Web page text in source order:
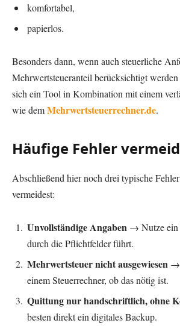
komfortabel,
papierlos.
Besonders dann, wenn auch steuerliche
Mehrwertsteueranteil berücksichtigt
sich ein Tool in Kombination mit einem
wie demMehrwertsteuerrechner.de.
Häufige Fehler
Abschließend hier noch drei typische
vermeidest:
Unvollständige Angaben → Nutze ein
durch die Pflichtfelder führt.
Mehrwertsteuer nicht ausgewiesen →
einem Steuerrechner, ob das nötig ist.
Quittung nur handschriftlich, ohne
besten direkt ein digitales Backup.